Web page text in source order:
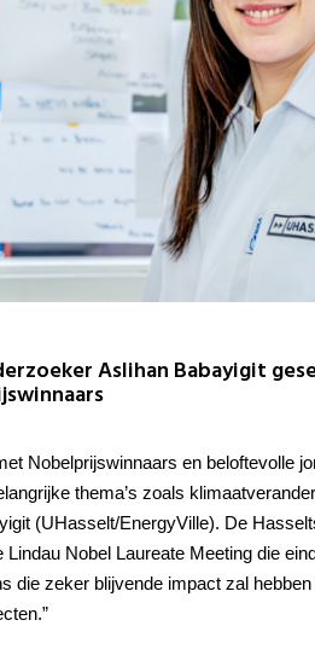
thema’s zoals
(UHasselt/EnergyVille). De
Lindau Nobel Laureate Meeting die
die zeker blijvende impact zal